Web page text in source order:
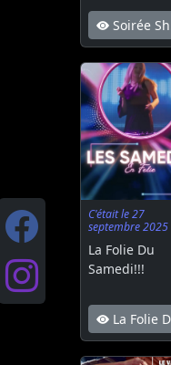
Soirée Shatta
C'était le 27
septembre 2025
La Folie Du
Samedi!!!
La Folie Du Samedi!!!